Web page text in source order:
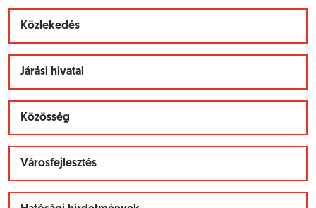
Közlekedés
Járási hivatal
Közösség
Városfejlesztés